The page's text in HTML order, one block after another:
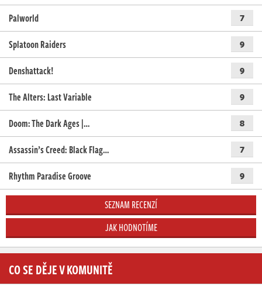
Palworld 7
Splatoon Raiders 9
Denshattack! 9
The Alters: Last Variable 9
Doom: The Dark Ages |… 8
Assassin’s Creed: Black Flag… 7
Rhythm Paradise Groove 9
SEZNAM RECENZÍ
JAK HODNOTÍME
CO SE DĚJE V KOMUNITĚ